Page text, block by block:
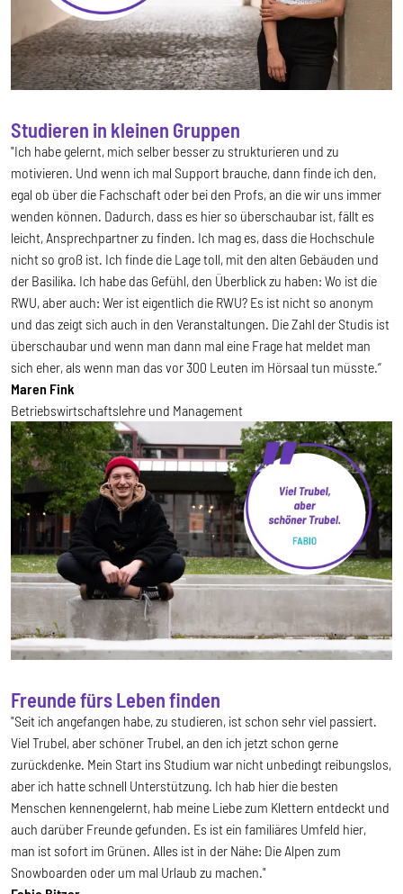
Studieren in kleinen Gruppen
"Ich habe gelernt, mich selber besser zu strukturieren und zu
motivieren. Und wenn ich mal Support brauche, dann finde ich den,
egal ob über die Fachschaft oder bei den Profs, an die wir uns immer
wenden können. Dadurch, dass es hier so überschaubar ist, fällt es
leicht, Ansprechpartner zu finden. Ich mag es, dass die Hochschule
nicht so groß ist. Ich finde die Lage toll, mit den alten Gebäuden und
der Basilika. Ich habe das Gefühl, den Überblick zu haben: Wo ist die
RWU, aber auch: Wer ist eigentlich die RWU? Es ist nicht so anonym
und das zeigt sich auch in den Veranstaltungen. Die Zahl der Studis ist
überschaubar und wenn man dann mal eine Frage hat meldet man
sich eher, als wenn man das vor 300 Leuten im Hörsaal tun müsste.“
Maren Fink
Betriebswirtschaftslehre und Management
Freunde fürs Leben finden
"Seit ich angefangen habe, zu studieren, ist schon sehr viel passiert.
Viel Trubel, aber schöner Trubel, an den ich jetzt schon gerne
zurückdenke. Mein Start ins Studium war nicht unbedingt reibungslos,
aber ich hatte schnell Unterstützung. Ich hab hier die besten
Menschen kennengelernt, hab meine Liebe zum Klettern entdeckt und
auch darüber Freunde gefunden. Es ist ein familiäres Umfeld hier,
man ist sofort im Grünen. Alles ist in der Nähe: Die Alpen zum
Snowboarden oder um mal Urlaub zu machen."